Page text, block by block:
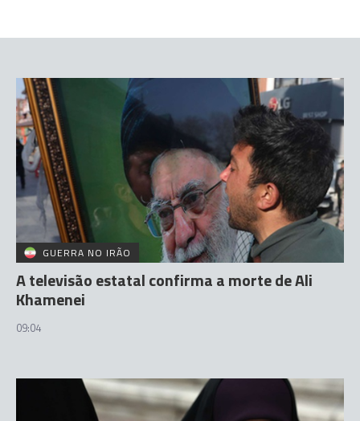
GUERRA NO IRÃO
A televisão estatal confirma a morte de Ali
Khamenei
09:04